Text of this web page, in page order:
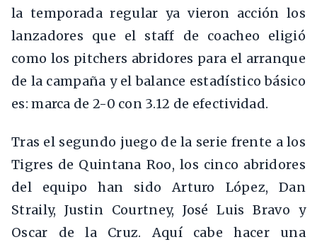
la temporada regular ya vieron acción los
lanzadores que el staff de coacheo eligió
como los pitchers abridores para el arranque
de la campaña y el balance estadístico básico
es: marca de 2-0 con 3.12 de efectividad.
Tras el segundo juego de la serie frente a los
Tigres de Quintana Roo, los cinco abridores
del equipo han sido Arturo López, Dan
Straily, Justin Courtney, José Luis Bravo y
Oscar de la Cruz. Aquí cabe hacer una